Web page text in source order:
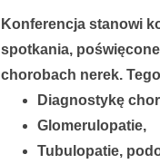
Konferencja stanowi
spotkania,
chorobach nerek.
Diagnostykę
Glomerulopatie,
Tubulopatie,